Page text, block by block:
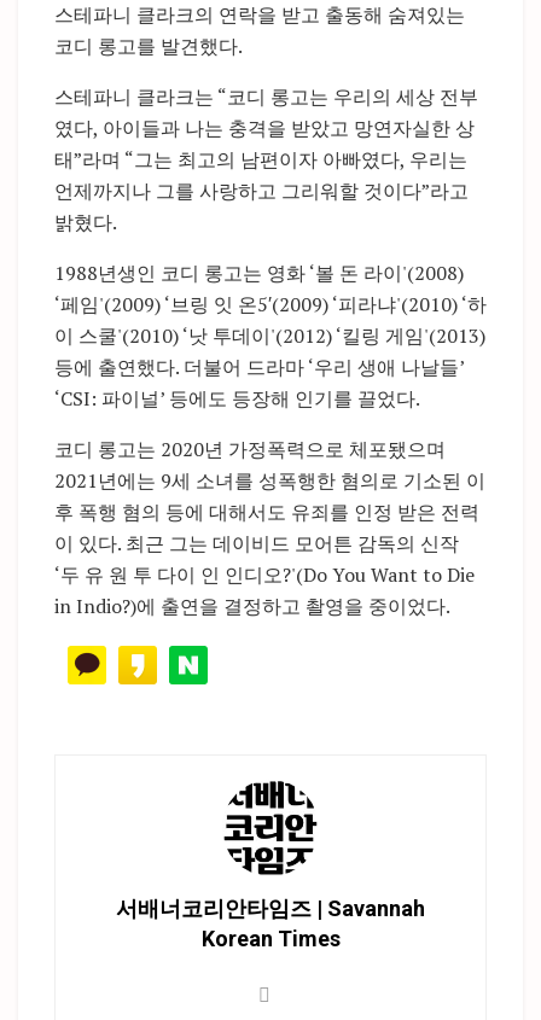
스테파니 클라크의 연락을 받고 출동해 숨져있는
코디 롱고를 발견했다.
스테파니 클라크는 “코디 롱고는 우리의 세상 전부
였다, 아이들과 나는 충격을 받았고 망연자실한 상
태”라며 “그는 최고의 남편이자 아빠였다, 우리는
언제까지나 그를 사랑하고 그리워할 것이다”라고
밝혔다.
1988년생인 코디 롱고는 영화 ‘볼 돈 라이'(2008)
‘페임'(2009) ‘브링 잇 온5′(2009) ‘피라냐'(2010) ‘하
이 스쿨'(2010) ‘낫 투데이'(2012) ‘킬링 게임'(2013)
등에 출연했다. 더불어 드라마 ‘우리 생애 나날들’
‘CSI: 파이널’ 등에도 등장해 인기를 끌었다.
코디 롱고는 2020년 가정폭력으로 체포됐으며
2021년에는 9세 소녀를 성폭행한 혐의로 기소된 이
후 폭행 혐의 등에 대해서도 유죄를 인정 받은 전력
이 있다. 최근 그는 데이비드 모어튼 감독의 신작
‘두 유 원 투 다이 인 인디오?'(Do You Want to Die
in Indio?)에 출연을 결정하고 촬영을 중이었다.
서배너코리안타임즈 | Savannah
Korean Times